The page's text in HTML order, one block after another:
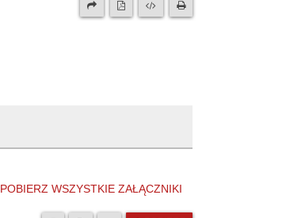
POBIERZ WSZYSTKIE ZAŁĄCZNIKI